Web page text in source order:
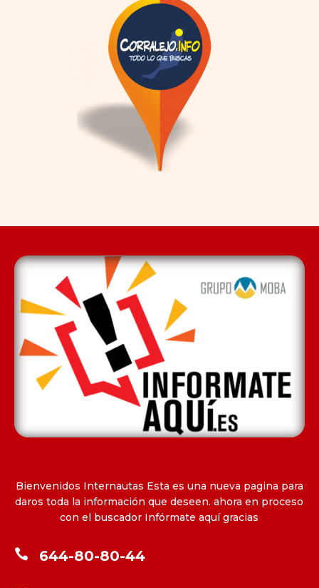
Bienvenidos Internautas Esta es una nueva pagina para
daros toda la información que deseen. ahora en proceso
con el buscador Infórmate aquí gracias
 644-80-80-44